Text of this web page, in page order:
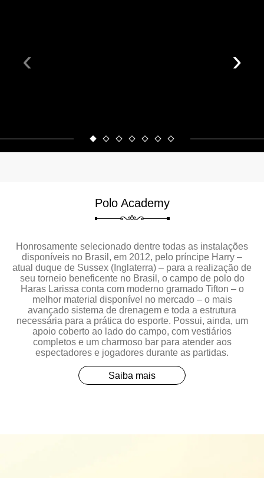
‹ ›
Polo Academy
Honrosamente selecionado dentre todas as instalações
disponíveis no Brasil, em 2012, pelo príncipe Harry –
atual duque de Sussex (Inglaterra) – para a realização de
seu torneio beneficente no Brasil, o campo de polo do
Haras Larissa conta com moderno gramado Tifton – o
melhor material disponível no mercado – o mais
avançado sistema de drenagem e toda a estrutura
necessária para a prática do esporte. Possui, ainda, um
apoio coberto ao lado do campo, com vestiários
completos e um charmoso bar para atender aos
espectadores e jogadores durante as partidas.
Saiba mais